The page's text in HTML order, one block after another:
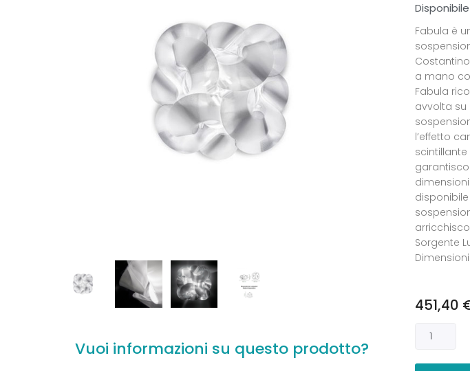
Vuoi informazioni su questo prodotto?
Fabula è
a mano
Fabula
avvolta su
l’effetto
Sorgente
451,40